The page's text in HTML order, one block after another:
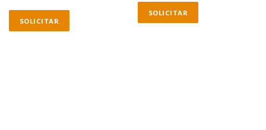
SOLICITAR
SOLICITAR